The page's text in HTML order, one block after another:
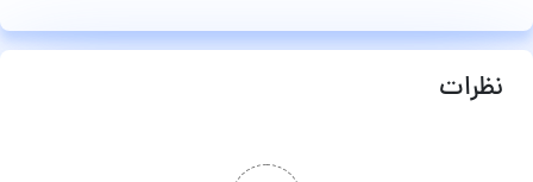
نظرات